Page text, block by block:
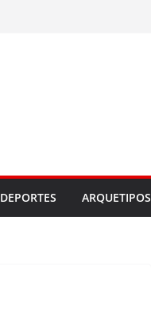
DEPORTES ARQUETIPOS